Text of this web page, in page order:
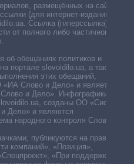
размещённых на сайте,
(для интернет-изданий —
Ссылка (гиперссылка)
от полного либо частичного
об обещаниях политиков и
портале slovoidilo.ua, а также
этих обещаний,
Слово и Дело» и является
и Дело». Инфографики,
созданы ОО «Система
и Дело» и являются
народного контроля Слово и
публикуются на правах
компаний», «Позиция»,
«При поддержке».